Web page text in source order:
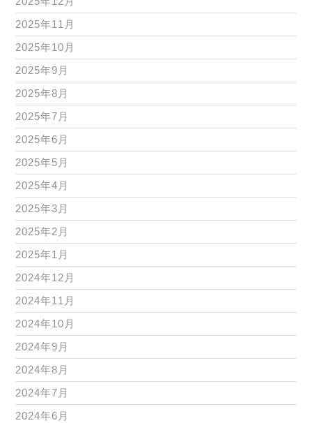
2025年11月
2025年10月
2025年9月
2025年8月
2025年7月
2025年6月
2025年5月
2025年4月
2025年3月
2025年2月
2025年1月
2024年12月
2024年11月
2024年10月
2024年9月
2024年8月
2024年7月
2024年6月